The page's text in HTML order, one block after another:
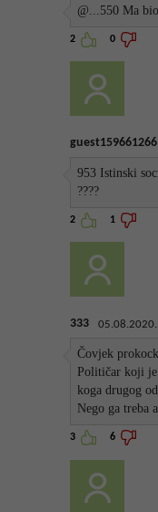
@...550 Ma
2 0
953 Istinski
????
2 1
333
Čovjek
Političar koji
koga drugog
Nego ga treba
3 6